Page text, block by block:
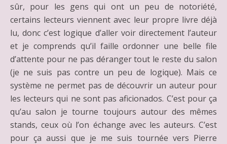
sûr, pour les gens qui ont un peu de notoriété,
certains lecteurs viennent avec leur propre livre déjà
lu, donc c’est logique d’aller voir directement l’auteur
et je comprends qu’il faille ordonner une belle file
d’attente pour ne pas déranger tout le reste du salon
(je ne suis pas contre un peu de logique). Mais ce
système ne permet pas de découvrir un auteur pour
les lecteurs qui ne sont pas aficionados. C’est pour ça
qu’au salon je tourne toujours autour des mêmes
stands, ceux où l’on échange avec les auteurs. C’est
pour ça aussi que je me suis tournée vers Pierre